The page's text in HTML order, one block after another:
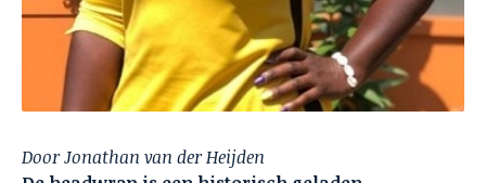
Door Jonathan van der Heijden